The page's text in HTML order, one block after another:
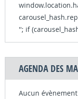
''; if
AGENDA DES
Aucun